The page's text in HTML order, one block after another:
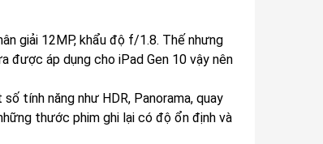
giải 12MP, khẩu độ f/1.8. Thế nhưng
được áp dụng cho iPad Gen 10 vậy nên
tính năng như HDR, Panorama, quay
thước phim ghi lại có độ ổn định và